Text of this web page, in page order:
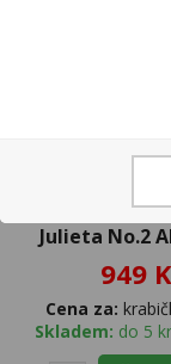
Doutníky
Julieta No.2
949
Cena za:
Skladem: do 5